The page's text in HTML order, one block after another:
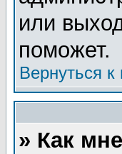
или
поможет.
Вернуться к
» Как